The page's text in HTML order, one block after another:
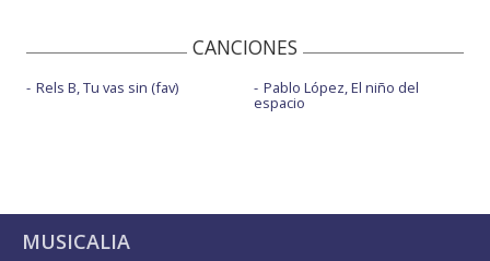
CANCIONES
Rels B, Tu vas sin (fav) Pablo López, El niño del
espacio
MUSICALIA